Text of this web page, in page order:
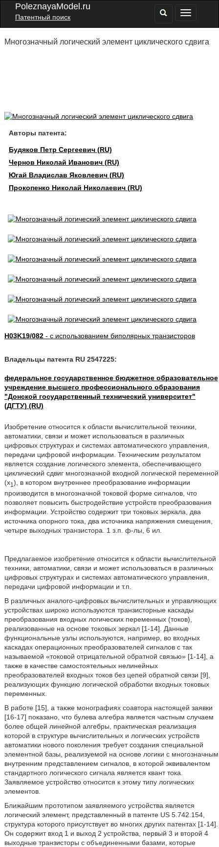
PoleznayaModel.ru
Патентный поиск
Многозначный логический элемент циклического сдвига
Авторы патента:
Будяков Петр Сергеевич (RU)
Чернов Николай Иванович (RU)
Югай Владислав Яковлевич (RU)
Прокопенко Николай Николаевич (RU)
H03K19/082- с использованием биполярных транзисторов
Владельцы патента RU 2547225:
федеральное государственное бюджетное образовательное
учреждение высшего профессионального образования
"Донской государственный технический университет"
(ДГТУ) (RU)
Изобретение относится к области вычислительной техники,
автоматики, связи и может использоваться в различных
цифровых структурах и системах автоматического управления,
передачи цифровой информации. Техническим результатом
является создание логического элемента, обеспечивающего
циклический сдвиг многозначной входной логической переменной
(x1 ), в котором внутреннее преобразование информации
производится в многозначной токовой форме сигналов, что
позволяет повысить быстродействие устройств преобразования
информации. Устройство содержит три токовых зеркала, два
источника опорного тока, два источника напряжения смещения,
четыре выходных транзистора. 1 з.п. ф-лы, 6 ил.
Предлагаемое изобретение относится к области вычислительной
техники, автоматики, связи и может использоваться в различных
цифровых структурах и системах автоматического управления,
передачи цифровой информации и т.п.
В различных аналого-цифровых вычислительных и управляющих
устройствах широко используются транзисторные каскады
преобразования входных логических переменных (токов),
реализованные на основе токовых зеркал [1-14]. Данные
функциональные узлы используются, например, во входных
каскадах операционных преобразователей сигналов с так
называемой «токовой отрицательной обратной связью» [1-14], а
также в качестве самостоятельных нелинейных
преобразователей входных токов без цепей обратной связи [9],
реализующих функцию логической обработки входных токовых
переменных.
В работе [15], а также монографиях соавтора настоящей заявки
[16-17] показано, что булева алгебра является частным случаем
более общей линейной алгебры, практическая реализация
которой в структуре вычислительных и логических устройств
автоматики нового поколения требует создания специальной
элементной базы, реализуемой на основе логики с многозначным
внутренним представлением сигналов, в которой эквивалентом
стандартного логического сигнала является квант тока.
Заявляемое устройство относится к этому типу логических
элементов.
Ближайшим прототипом заявляемого устройства является
логический элемент, представленный в патенте US 5.742.154,
структура которого присутствует во многих других патентах [1-14].
Он содержит вход 1 и выход 2 устройства, первый 3 и второй 4
выходные транзисторы с объединенными базами, которые